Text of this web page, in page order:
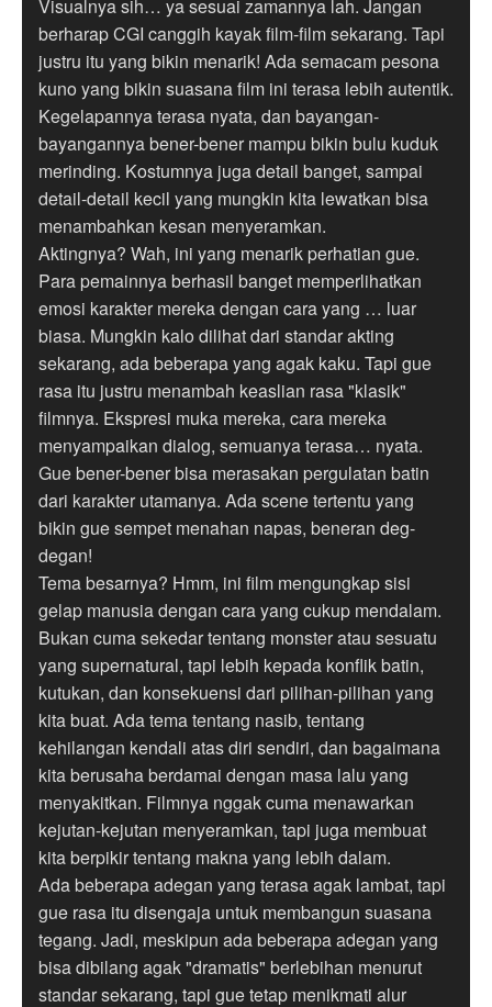
Visualnya sih… ya sesuai zamannya lah. Jangan
berharap CGI canggih kayak film-film sekarang. Tapi
justru itu yang bikin menarik! Ada semacam pesona
kuno yang bikin suasana film ini terasa lebih autentik.
Kegelapannya terasa nyata, dan bayangan-
bayangannya bener-bener mampu bikin bulu kuduk
merinding. Kostumnya juga detail banget, sampai
detail-detail kecil yang mungkin kita lewatkan bisa
menambahkan kesan menyeramkan.
Aktingnya? Wah, ini yang menarik perhatian gue.
Para pemainnya berhasil banget memperlihatkan
emosi karakter mereka dengan cara yang … luar
biasa. Mungkin kalo dilihat dari standar akting
sekarang, ada beberapa yang agak kaku. Tapi gue
rasa itu justru menambah keaslian rasa "klasik"
filmnya. Ekspresi muka mereka, cara mereka
menyampaikan dialog, semuanya terasa… nyata.
Gue bener-bener bisa merasakan pergulatan batin
dari karakter utamanya. Ada scene tertentu yang
bikin gue sempet menahan napas, beneran deg-
degan!
Tema besarnya? Hmm, ini film mengungkap sisi
gelap manusia dengan cara yang cukup mendalam.
Bukan cuma sekedar tentang monster atau sesuatu
yang supernatural, tapi lebih kepada konflik batin,
kutukan, dan konsekuensi dari pilihan-pilihan yang
kita buat. Ada tema tentang nasib, tentang
kehilangan kendali atas diri sendiri, dan bagaimana
kita berusaha berdamai dengan masa lalu yang
menyakitkan. Filmnya nggak cuma menawarkan
kejutan-kejutan menyeramkan, tapi juga membuat
kita berpikir tentang makna yang lebih dalam.
Ada beberapa adegan yang terasa agak lambat, tapi
gue rasa itu disengaja untuk membangun suasana
tegang. Jadi, meskipun ada beberapa adegan yang
bisa dibilang agak "dramatis" berlebihan menurut
standar sekarang, tapi gue tetap menikmati alur